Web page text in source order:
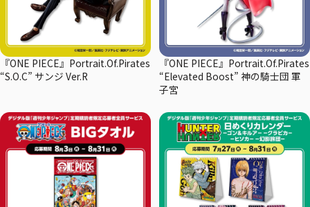
『ONE PIECE』Portrait.Of.Pirates
“S.O.C” サンジ Ver.R
『ONE PIECE』Portrait.Of.Pirates
“Elevated Boost” 神の騎士団 軍
子宮